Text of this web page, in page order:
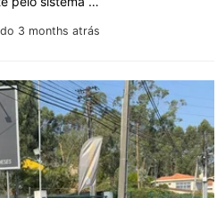
3 months atrás